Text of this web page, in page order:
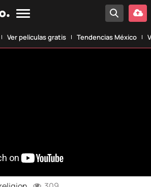
Ver películas gratis Tendencias México